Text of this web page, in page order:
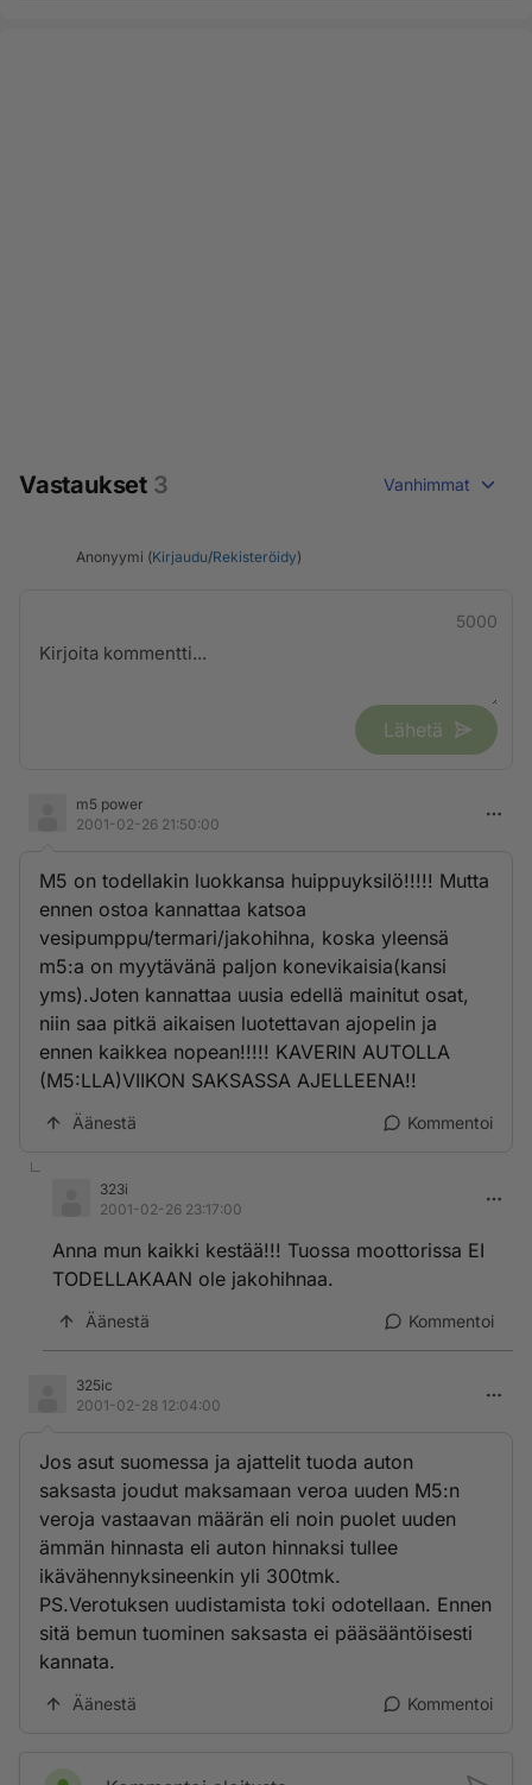
Vastaukset 3 Vanhimmat
Anonyymi (Kirjaudu/Rekisteröidy)
5000
Lähetä
m5 power
2001-02-26 21:50:00
M5 on todellakin luokkansa huippuyksilö!!!!! Mutta
ennen ostoa kannattaa katsoa
vesipumppu/termari/jakohihna, koska yleensä
m5:a on myytävänä paljon konevikaisia(kansi
yms).Joten kannattaa uusia edellä mainitut osat,
niin saa pitkä aikaisen luotettavan ajopelin ja
ennen kaikkea nopean!!!!! KAVERIN AUTOLLA
(M5:LLA)VIIKON SAKSASSA AJELLEENA!!
Äänestä Kommentoi
323i
2001-02-26 23:17:00
Anna mun kaikki kestää!!! Tuossa moottorissa EI
TODELLAKAAN ole jakohihnaa.
Äänestä Kommentoi
325ic
2001-02-28 12:04:00
Jos asut suomessa ja ajattelit tuoda auton
saksasta joudut maksamaan veroa uuden M5:n
veroja vastaavan määrän eli noin puolet uuden
ämmän hinnasta eli auton hinnaksi tullee
ikävähennyksineenkin yli 300tmk.
PS.Verotuksen uudistamista toki odotellaan. Ennen
sitä bemun tuominen saksasta ei pääsääntöisesti
kannata.
Äänestä Kommentoi